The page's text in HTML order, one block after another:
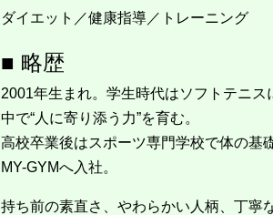
ダイエット／健康指導／トレーニング
■ 略歴
2001年生まれ。学生時代はソフトテニス
中で“人に寄り添う力”を育む。
高校卒業後はスポーツ専門学校で体の基
MY-GYMへ入社。
持ち前の素直さ、やわらかい人柄、丁寧